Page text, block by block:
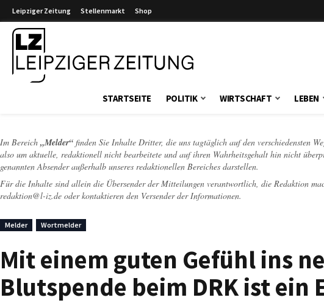
Leipziger Zeitung Stellenmarkt Shop
STARTSEITE POLITIK WIRTSCHAFT LEBEN
Im Bereich „Melder“ finden Sie Inhalte Dritter, die uns tagtäglich auf den verschiedensten
also um aktuelle, redaktionell nicht bearbeitete und auf ihren Wahrheitsgehalt hin nicht
genannten Absender außerhalb unseres redaktionellen Bereiches darstellen.
Für die Inhalte sind allein die Übersender der Mitteilungen verantwortlich, die Redaktion
redaktion@l-iz.de oder kontaktieren den Versender der Informationen.
Melder Wortmelder
Mit einem guten Gefühl ins
Blutspende beim DRK ist ein